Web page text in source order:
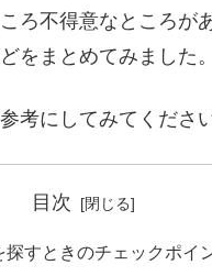
ろ不得意なところが
をまとめてみました。
考にしてみてください
目次
すときのチェックポイ